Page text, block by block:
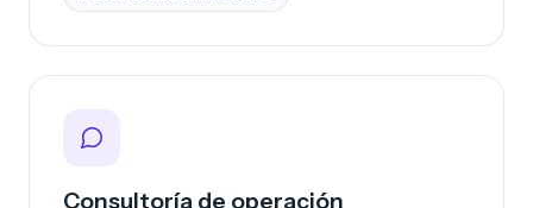
Consultoría de operación